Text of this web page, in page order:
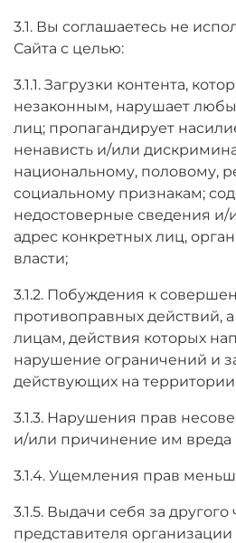
3.1. Вы соглашаетесь не
Сайта с целью:
3.1.1. Загрузки контента,
незаконным, нарушает
лиц; пропагандирует
ненависть и/или
национальному, половому,
социальному признакам;
недостоверные сведения и/
адрес конкретных лиц,
власти;
3.1.2. Побуждения к
противоправных действий,
лицам, действия которых
нарушение ограничений и
действующих на
3.1.3. Нарушения прав
и/или причинение им
3.1.4. Ущемления прав
3.1.5. Выдачи себя за
представителя